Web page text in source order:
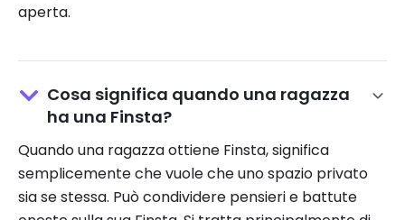
aperta.
Cosa significa quando una ragazza
ha una Finsta?
Quando una ragazza ottiene Finsta, significa
semplicemente che vuole che uno spazio privato
sia se stessa. Può condividere pensieri e battute